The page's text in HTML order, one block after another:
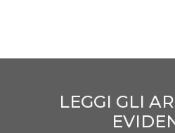
LEGGI GLI